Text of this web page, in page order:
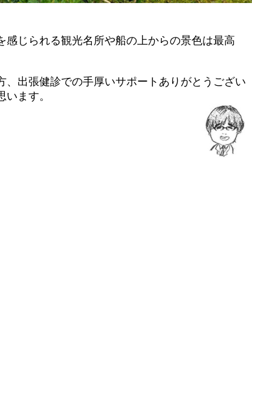
じられる観光名所や船の上からの景色は最高
出張健診での手厚いサポートありがとうござい
ます。